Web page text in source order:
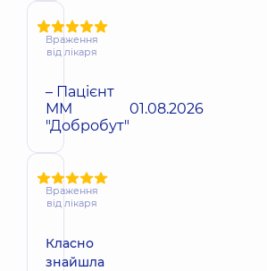
Враження
від лікаря
– Пацієнт
ММ
"Добробут"
01.08.2026
Враження
від лікаря
Класно
знайшла